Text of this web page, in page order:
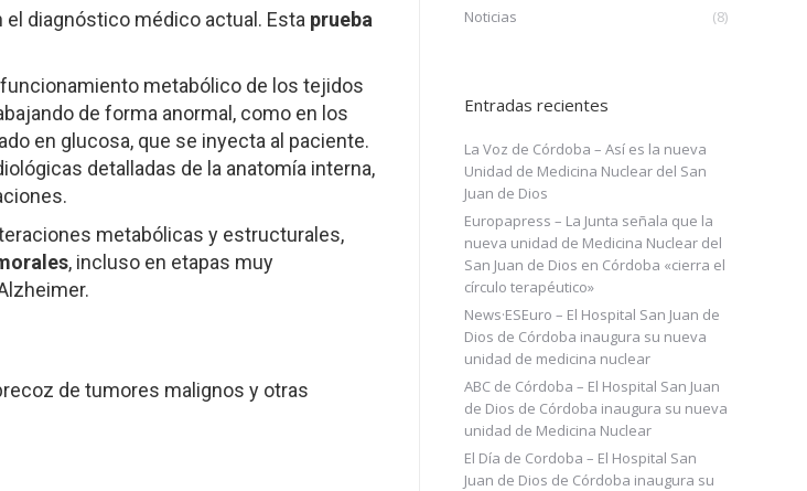
el diagnóstico médico actual. Esta prueba
metabólico de los tejidos
de forma anormal, como en los
en glucosa, que se inyecta al paciente.
detalladas de la anatomía interna,
metabólicas y estructurales,
, incluso en etapas muy
de tumores malignos y otras
Noticias
(8)
Entradas recientes
La Voz de Córdoba – Así es la nueva
Unidad de Medicina Nuclear del San
Juan de Dios
Europapress – La Junta señala que la
nueva unidad de Medicina Nuclear del
San Juan de Dios en Córdoba «cierra el
círculo terapéutico»
News·ESEuro – El Hospital San Juan de
Dios de Córdoba inaugura su nueva
unidad de medicina nuclear
ABC de Córdoba – El Hospital San Juan
de Dios de Córdoba inaugura su nueva
unidad de Medicina Nuclear
El Día de Cordoba – El Hospital San
Juan de Dios de Córdoba inaugura su